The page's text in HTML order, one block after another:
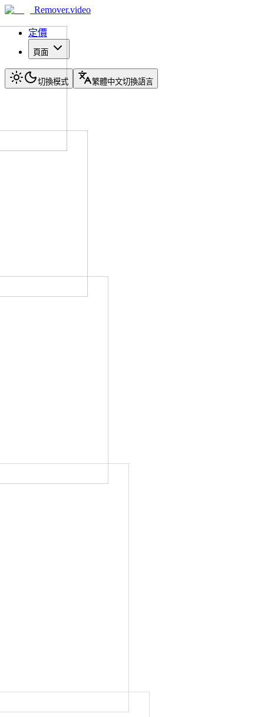
Remover.video
定價
頁面
切換模式 繁體中文切換語言